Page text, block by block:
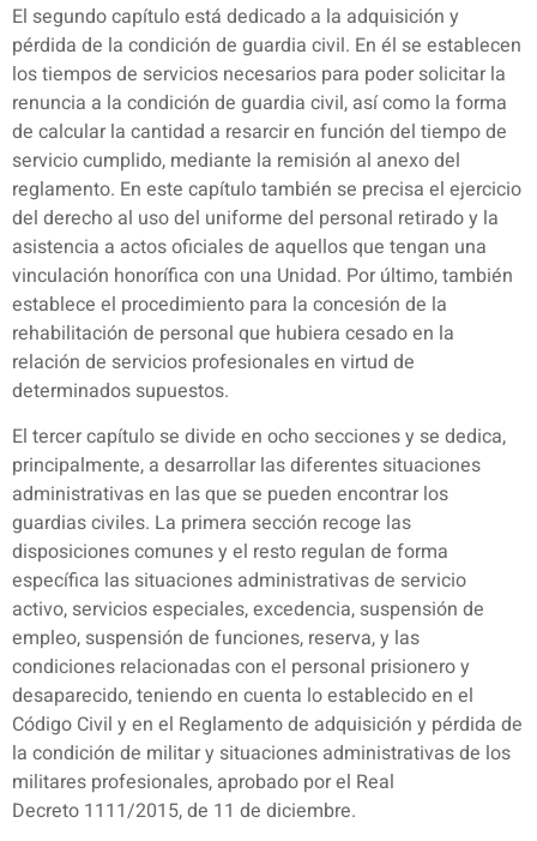
El segundo capítulo está dedicado a la adquisición y
pérdida de la condición de guardia civil. En él se establecen
los tiempos de servicios necesarios para poder solicitar la
renuncia a la condición de guardia civil, así como la forma
de calcular la cantidad a resarcir en función del tiempo de
servicio cumplido, mediante la remisión al anexo del
reglamento. En este capítulo también se precisa el ejercicio
del derecho al uso del uniforme del personal retirado y la
asistencia a actos oficiales de aquellos que tengan una
vinculación honorífica con una Unidad. Por último, también
establece el procedimiento para la concesión de la
rehabilitación de personal que hubiera cesado en la
relación de servicios profesionales en virtud de
determinados supuestos.
El tercer capítulo se divide en ocho secciones y se dedica,
principalmente, a desarrollar las diferentes situaciones
administrativas en las que se pueden encontrar los
guardias civiles. La primera sección recoge las
disposiciones comunes y el resto regulan de forma
específica las situaciones administrativas de servicio
activo, servicios especiales, excedencia, suspensión de
empleo, suspensión de funciones, reserva, y las
condiciones relacionadas con el personal prisionero y
desaparecido, teniendo en cuenta lo establecido en el
Código Civil y en el Reglamento de adquisición y pérdida de
la condición de militar y situaciones administrativas de los
militares profesionales, aprobado por el Real
Decreto 1111/2015, de 11 de diciembre.